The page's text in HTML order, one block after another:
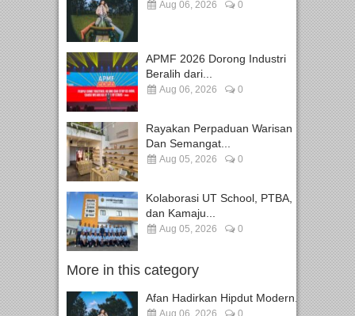
Aug 06, 2026 0
APMF 2026 Dorong Industri
Beralih dari...
Aug 06, 2026 0
Rayakan Perpaduan Warisan
Dan Semangat...
Aug 05, 2026 0
Kolaborasi UT School, PTBA,
dan Kamaju...
Aug 05, 2026 0
More in this category
Afan Hadirkan Hipdut Modern...
Aug 06, 2026 0